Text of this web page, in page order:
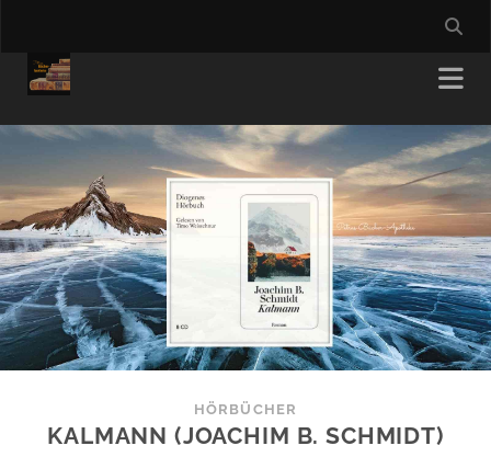
HÖRBÜCHER
KALMANN (JOACHIM B. SCHMIDT)